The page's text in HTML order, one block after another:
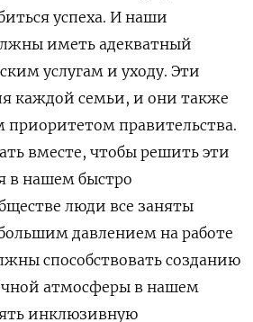
успеха. И наши
иметь адекватный
услугам и уходу. Эти
каждой семьи, и они также
приоритетом правительства.
вместе, чтобы решить эти
в нашем быстро
люди все заняты
давлением на работе
способствовать созданию
атмосферы в нашем
инклюзивную